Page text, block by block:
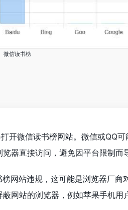
微信读书榜
开微信读书榜网站。微信或QQ
器直接访问，避免因平台限制而
网站违规，这可能是浏览器厂商
网站的浏览器，例如苹果手机用